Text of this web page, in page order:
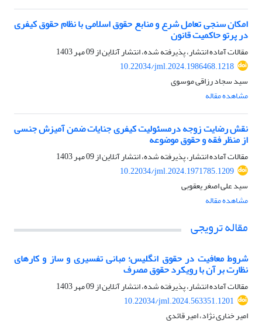
امکان سنجی تعامل شرع و منابع حقوق اسلامی با نظام حقوق کیفری
در پرتو حاکمیت قانون
مقالات آماده انتشار، پذیرفته شده، انتشار آنلاین از09 مهر 1403
10.22034/jml.2024.1986468.1218
سید سجاد رزاقی موسوی
مشاهده مقاله
نقش رضایت زوجه درمسئولیت کیفری جنایات ضمن آمیزش جنسی
از منظر فقه و حقوق موضوعه
مقالات آماده انتشار، پذیرفته شده، انتشار آنلاین از09 مهر 1403
10.22034/jml.2024.1971785.1209
سید علی اصغر یعقوبی
مشاهده مقاله
مقاله ترویجی
شروط معافیت در حقوق انگلیس؛ مبانی تفسیری و ساز و کارهای
نظارت بر آن با رویکرد حقوق مصرف
مقالات آماده انتشار، پذیرفته شده، انتشار آنلاین از09 مهر 1403
10.22034/jml.2024.563351.1201
امیر خناری نژاد، امیر قائدی